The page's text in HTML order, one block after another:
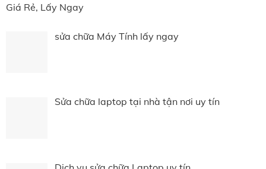
Giá Rẻ, Lấy Ngay
sửa chữa Máy Tính lấy ngay
Sửa chữa laptop tại nhà tận nơi uy tín